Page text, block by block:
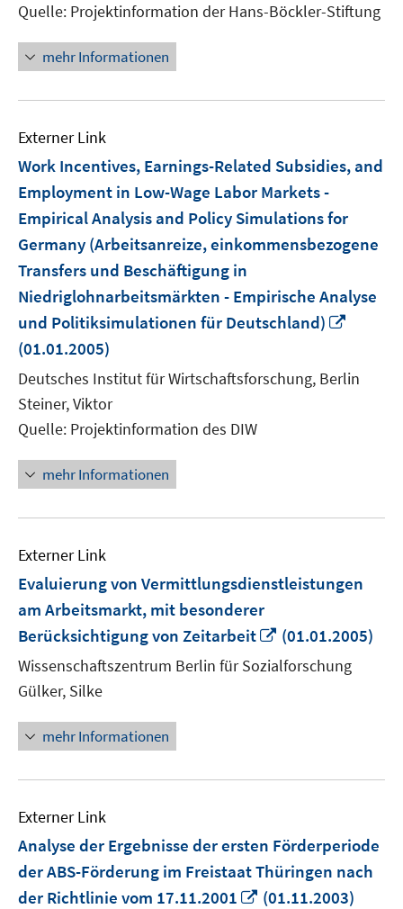
Quelle: Projektinformation der Hans-Böckler-Stiftung
mehr Informationen
Externer Link
Work Incentives, Earnings-Related Subsidies, and
Employment in Low-Wage Labor Markets -
Empirical Analysis and Policy Simulations for
Germany (Arbeitsanreize, einkommensbezogene
Transfers und Beschäftigung in
Niedriglohnarbeitsmärkten - Empirische Analyse
und Politiksimulationen für Deutschland)
öffnen
(01.01.2005)
Deutsches Institut für Wirtschaftsforschung, Berlin
Steiner, Viktor
Quelle: Projektinformation des DIW
mehr Informationen
Externer Link
Evaluierung von Vermittlungsdienstleistungen
am Arbeitsmarkt, mit besonderer
Berücksichtigung von Zeitarbeit
In
neuem
Fenster
(01.01.2005)
Wissenschaftszentrum Berlin für Sozialforschung
Gülker, Silke
mehr Informationen
Externer Link
Analyse der Ergebnisse der ersten Förderperiode
der ABS-Förderung im Freistaat Thüringen nach
der Richtlinie vom 17.11.2001
In
(01.11.2003)